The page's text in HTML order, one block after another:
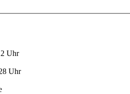
Uhr
Uhr